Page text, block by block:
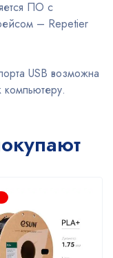
ПО с
– Repetier
USB возможна
компьютеру.